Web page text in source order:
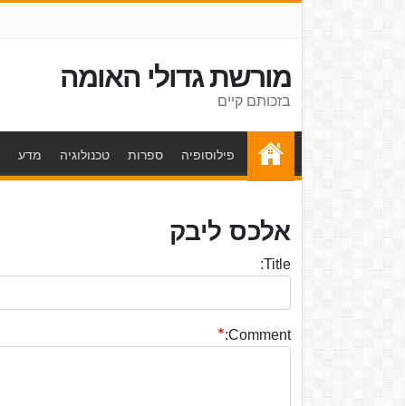
מורשת גדולי האומה
בזכותם קיים
פילוסופיה ספרות טכנולוגיה מדע
אלכס ליבק
Title:
Comment: